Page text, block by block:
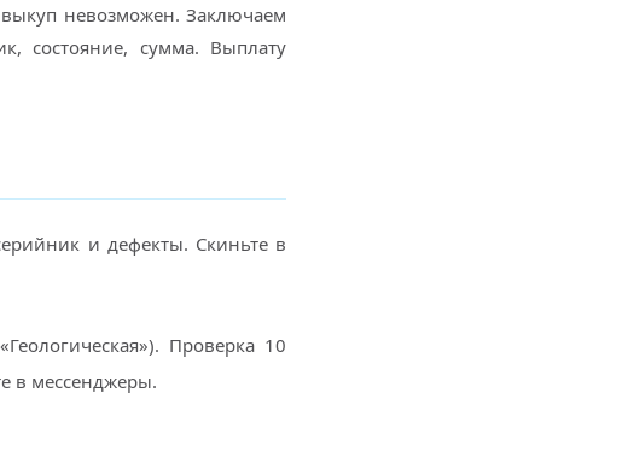
невозможен. Заключаем
состояние, сумма. Выплату
и дефекты. Скиньте в
Проверка 10
в мессенджеры.